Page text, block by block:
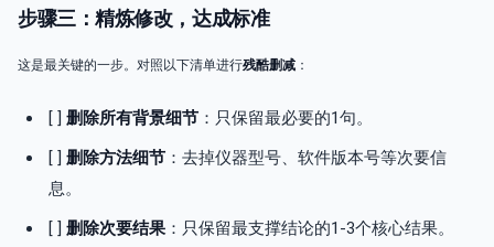
步骤三：精炼修改，达成标准
这是最关键的一步。对照以下清单进行残酷删减 ：
[ ] 删除所有背景细节 ：只保留最必要的1句。
[ ] 删除方法细节 ：去掉仪器型号、软件版本号等次要信
息。
[ ] 删除次要结果 ：只保留最支撑结论的1-3个核心结果。